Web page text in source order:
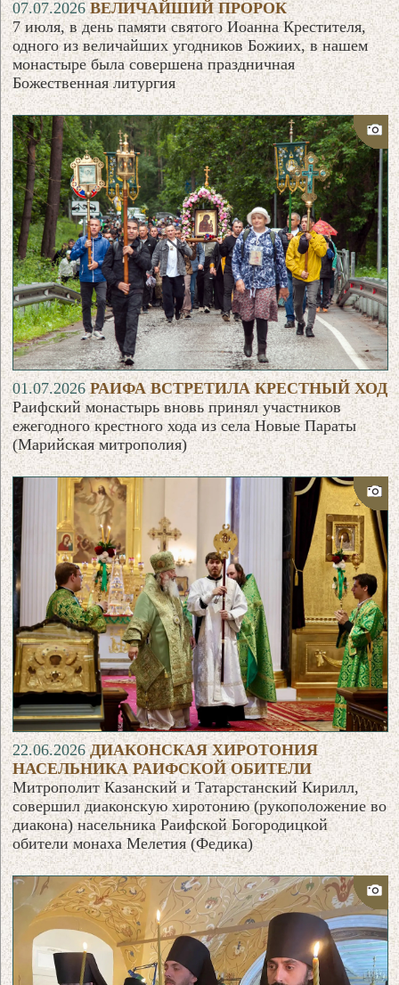
07.07.2026ВЕЛИЧАЙШИЙ ПРОРОК
7 июля, в день памяти святого Иоанна Крестителя,
одного из величайших угодников Божиих, в нашем
монастыре была совершена праздничная
Божественная литургия
01.07.2026РАИФА ВСТРЕТИЛА КРЕСТНЫЙ ХОД
Раифский монастырь вновь принял участников
ежегодного крестного хода из села Новые Параты
(Марийская митрополия)
22.06.2026ДИАКОНСКАЯ ХИРОТОНИЯ
НАСЕЛЬНИКА РАИФСКОЙ ОБИТЕЛИ
Митрополит Казанский и Татарстанский Кирилл,
совершил диаконскую хиротонию (рукоположение во
диакона) насельника Раифской Богородицкой
обители монаха Мелетия (Федика)